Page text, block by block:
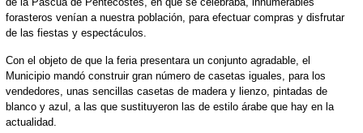
forasteros venían a nuestra población, para efectuar compras y disfrutar
de las fiestas y espectáculos.
Con el objeto de que la feria presentara un conjunto agradable, el
Municipio mandó construir gran número de casetas iguales, para los
vendedores, unas sencillas casetas de madera y lienzo, pintadas de
blanco y azul, a las que sustituyeron las de estilo árabe que hay en la
actualidad.